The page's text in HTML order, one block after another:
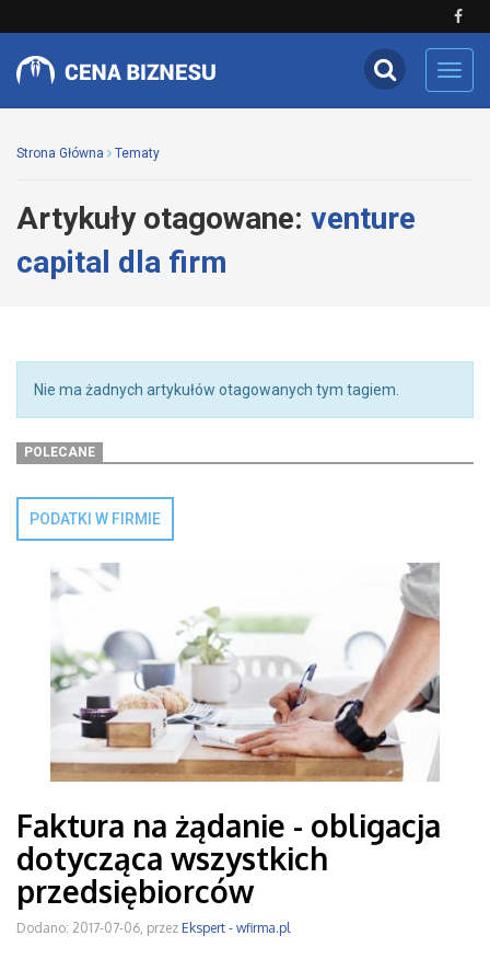
Strona Główna Tematy
Artykuły otagowane: venture
capital dla firm
Nie ma żadnych artykułów otagowanych tym tagiem.
POLECANE
PODATKI W FIRMIE
Faktura na żądanie - obligacja
dotycząca wszystkich
przedsiębiorców
Dodano: 2017-07-06, przez Ekspert - wfirma.pl